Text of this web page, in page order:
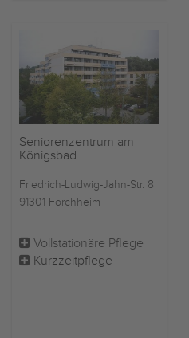
Seniorenzentrum am
Königsbad
Friedrich-Ludwig-Jahn-Str. 8
91301 Forchheim
Vollstationäre Pflege
Kurzzeitpflege